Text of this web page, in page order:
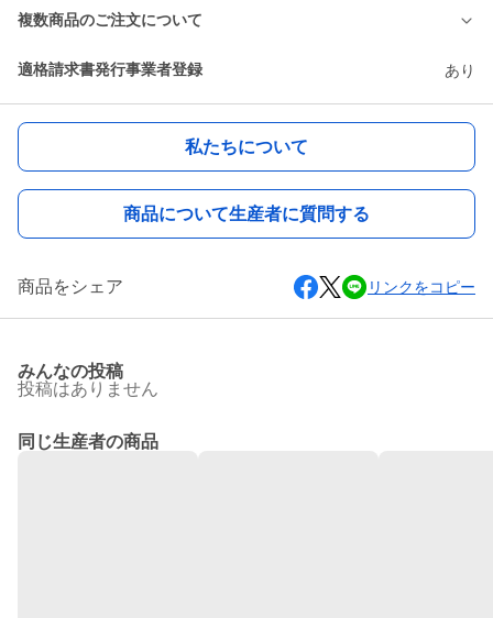
複数商品のご注文について
適格請求書発行事業者登録 あり
私たちについて
商品について生産者に質問する
商品をシェア リンクをコピー
みんなの投稿
投稿はありません
同じ生産者の商品